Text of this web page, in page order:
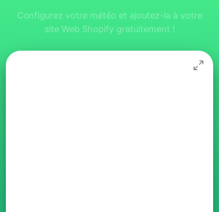
Configurez votre météo et ajoutez-la à votre
site Web Shopify gratuitement !